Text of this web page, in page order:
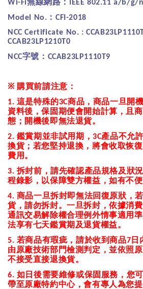
Wi-Fi
IEEE 802.11 a/b/
Model No. ：CFI-2018
NCC Certificate No. :
CCAB23LP1210T0
NCC字號： CCAB23LP1110T9
※ 購買前請注意：
1. 這是特殊的3C商品，商品一旦開
資料後，保固期便會開始計算，且
態；開機後即無法退貨。
2. 鑑賞期並非試用期，3C產品不允
換貨；若您堅持退換，將會收取恢
費用。
3. 拆封前，請先確認產品規格及狀
程錄影，以保障雙方權益，如有不便
4. 商品一旦拆封即無法回復原狀，
貨，請勿拆封。一旦拆封，依據消
通訊交易解除權合理例外情事適用
法享有七天鑑賞期及退貨權益。
5. 若商品有瑕疵，請於收到商品7 日
由原廠技術部門檢測判定，並依照
不接受直接退換貨。
6. 如日後需要維修或保固服務，您
帶至原廠特約中心，會有專人為您